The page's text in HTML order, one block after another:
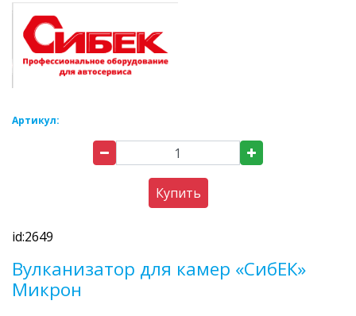
Артикул:
Купить
id:2649
Вулканизатор для камер «СибЕК»
Микрон